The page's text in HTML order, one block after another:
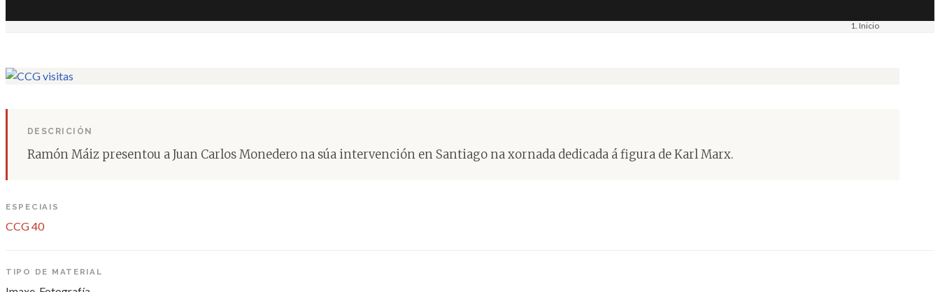
Inicio
DESCRICIÓN
Ramón Máiz presentou a Juan Carlos Monedero na súa intervención en Santiago na xornada dedicada á figura de Karl Marx.
ESPECIAIS
CCG 40
TIPO DE MATERIAL